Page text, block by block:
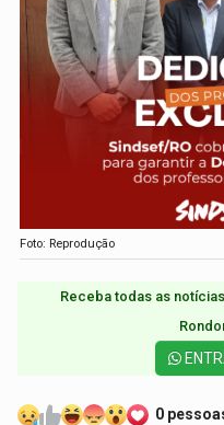
Foto: Reprodução
Receba todas as
0